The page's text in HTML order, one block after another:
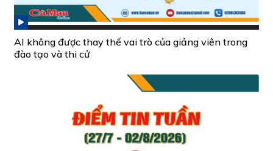
AI không được thay thế vai trò của giảng viên trong
đào tạo và thi cử